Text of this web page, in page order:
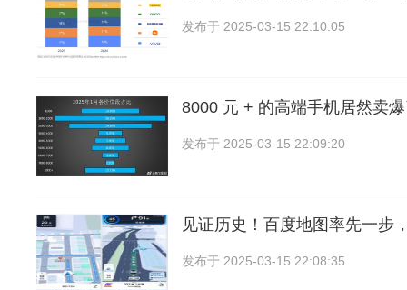
发布于 2025-03-15 22:10:05
8000 元 + 的高端手机居然卖
发布于 2025-03-15 22:09:20
见证历史！百度地图率先一步
发布于 2025-03-15 22:08:35